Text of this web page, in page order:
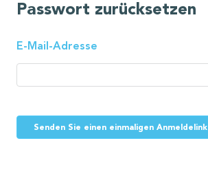
Passwort zurücksetzen
E-Mail-Adresse
Senden Sie einen einmaligen Anmeldelink